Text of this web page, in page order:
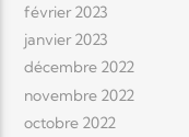
février 2023
janvier 2023
décembre 2022
novembre 2022
octobre 2022